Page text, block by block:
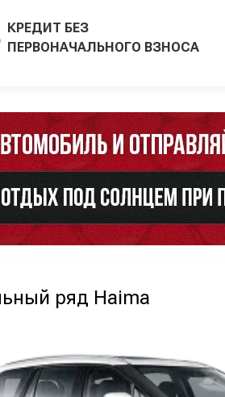
КРЕДИТ БЕЗ
ПЕРВОНАЧАЛЬНОГО ВЗНОСА
ряд Haima